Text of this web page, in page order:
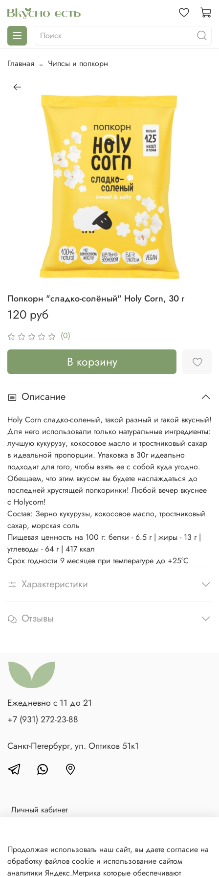
Главная Чипсы и попкорн
(0)
Попкорн "сладко-солёный" Holy Corn, 30 г
120 руб
В корзину
Описание
Holy Corn сладко-соленый, такой разный и такой вкусный!
Для него использовали только натуральные ингредиенты:
лучшую кукурузу, кокосовое масло и тростниковый сахар
в идеальной пропорции. Упаковка в 30г идеально
подходит для того, чтобы взять ее с собой куда угодно.
Обещаем, что этим вкусом вы будете наслаждаться до
последней хрустящей попкоринки! Любой вечер вкуснее
с Holycorn!
Состав: Зерно кукурузы, кокосовое масло, тростниковый
сахар, морская соль
Пищевая ценность на 100 г: белки - 6.5 г | жиры - 13 г |
углеводы - 64 г | 417 ккал
Срок годности 9 месяцев при температуре до +25°С
Характеристики
Отзывы
Личный кабинет
Блог
Контакты
Ежедневно с 11 до 21
+7 (931) 272-23-88
Санкт-Петербург, ул. Оптиков 51к1
Продолжая использовать наш сайт, вы даете согласие на
обработку файлов cookie и использование сайтом
аналитики Яндекс.Метрика которые обеспечивают